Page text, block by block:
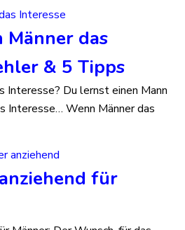
das
& 5 Tipps
Interesse? Du lernst einen Mann
Interesse… Wenn Männer das
für